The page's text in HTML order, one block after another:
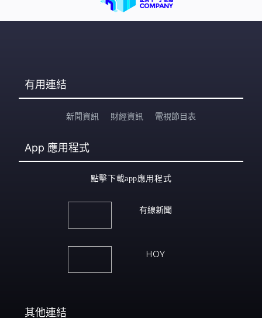
有用連結
新聞資訊 財經資訊 電視節目表
App 應用程式
點擊下載app應用程式
有線新聞
HOY
其他連結